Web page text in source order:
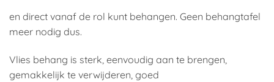
en direct vanaf de rol kunt behangen. Geen behangtafel
meer nodig dus.
Vlies behang is sterk, eenvoudig aan te brengen,
gemakkelijk te verwijderen, goed